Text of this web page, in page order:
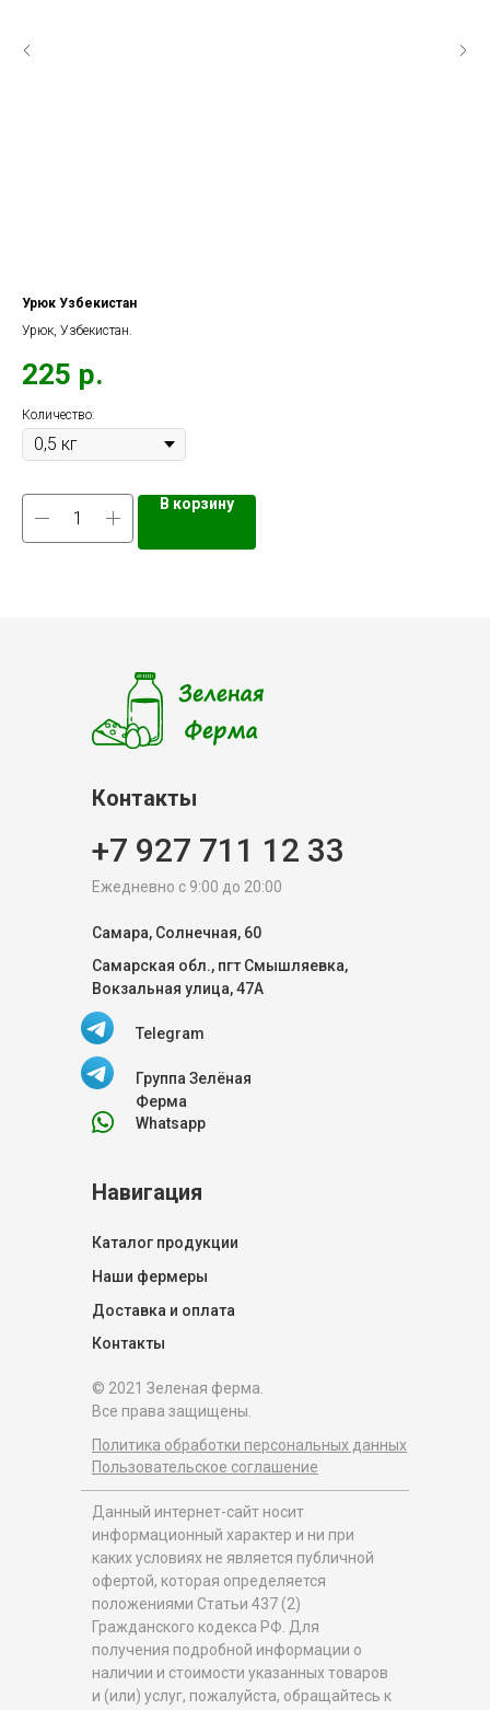
Урюк Узбекистан
Урюк, Узбекистан.
225 р.
Количество:
В корзину
Контакты
Ежедневно с 9:00 до 20:00
© 2021 Зеленая ферма.
Все права защищены.
Данный интернет-сайт носит
информационный характер и ни при
каких условиях не является публичной
офертой, которая определяется
положениями Статьи 437 (2)
Гражданского кодекса РФ. Для
получения подробной информации о
наличии и стоимости указанных товаров
и (или) услуг, пожалуйста, обращайтесь к
Политика обработки персональных данных
Пользовательское соглашение
Самарская обл., пгт Смышляевка,
Вокзальная улица, 47А
Самара, Солнечная, 60
Наши фермеры
Доставка и оплата
Контакты
Каталог продукции
Telegram
Группа Зелёная
Ферма
Whatsapp
+7 927 711 12 33
Навигация